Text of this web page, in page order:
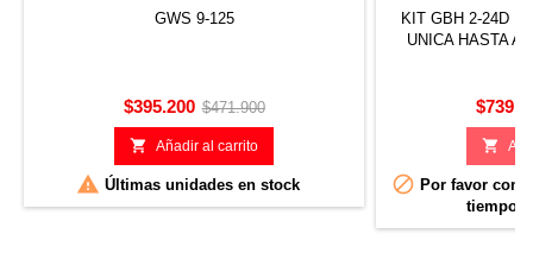
GWS 9-125
Precio
$395.200 Precio
base
$471.900
 Añadir al carrito
 Últimas unidades en stock
KIT GBH 2-24D
UNICA HASTA
Precio

 Por favor
tiempo